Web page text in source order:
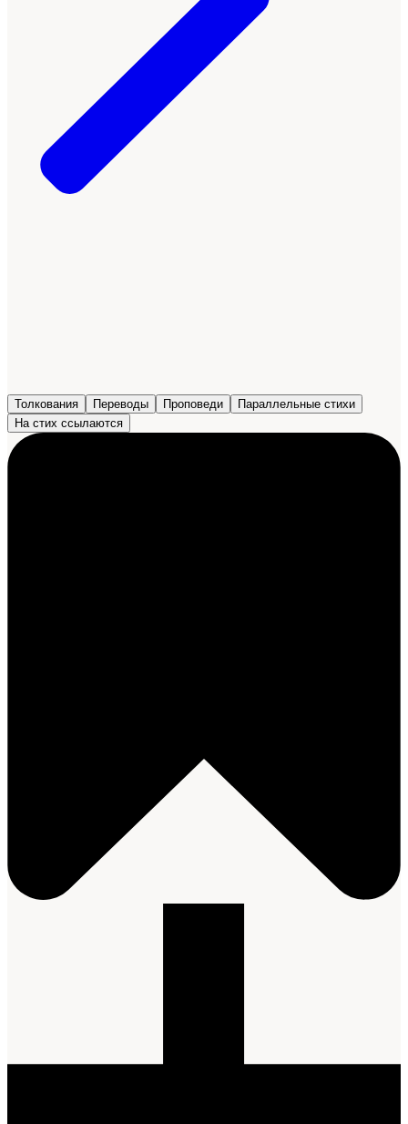
Толкования Переводы Проповеди
Параллельные стихи
На стих ссылаются